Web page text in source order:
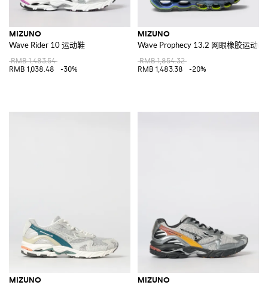
MIZUNO
Wave Rider 10 运动鞋
RMB 1,483.54
RMB 1,038.48
-30%
MIZUNO
Wave Prophecy 13.2 网眼橡胶运动鞋
RMB 1,854.32
RMB 1,483.38
-20%
MIZUNO MIZUNO